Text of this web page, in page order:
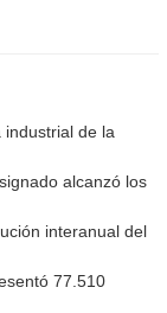
de la
alcanzó los
interanual del
77.510